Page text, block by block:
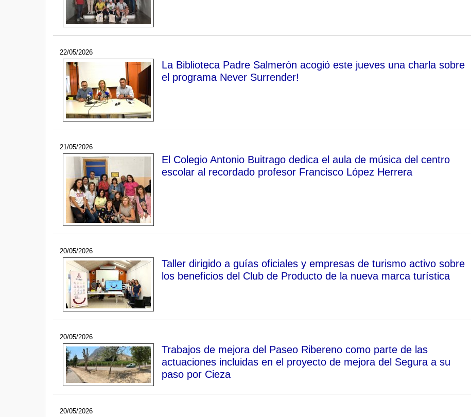
22/05/2026
La Biblioteca Padre Salmerón acogió este jueves una charla sobre
el programa Never Surrender!
21/05/2026
El Colegio Antonio Buitrago dedica el aula de música del centro
escolar al recordado profesor Francisco López Herrera
20/05/2026
Taller dirigido a guías oficiales y empresas de turismo activo sobre
los beneficios del Club de Producto de la nueva marca turística
20/05/2026
Trabajos de mejora del Paseo Ribereno como parte de las
actuaciones incluidas en el proyecto de mejora del Segura a su
paso por Cieza
20/05/2026